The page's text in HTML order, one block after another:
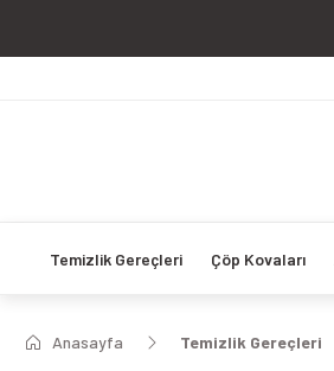
Temizlik Gereçleri Çöp Kovaları
Anasayfa Temizlik Gereçleri